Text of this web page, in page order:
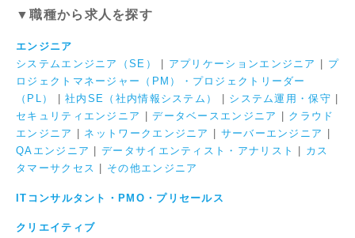
▼職種から求人を探す
エンジニア
システムエンジニア（SE）
アプリケーションエンジニア
プ
ロジェクトマネージャー（PM）・プロジェクトリーダー
（PL）
|社内SE（社内情報システム） システム運用・保守
セキュリティエンジニア
|データベースエンジニア
クラウド
エンジニア
ネットワークエンジニア サーバーエンジニア
QAエンジニア
|データサイエンティスト・アナリスト
カス
タマーサクセス
その他エンジニア
ITコンサルタント・PMO・プリセールス
クリエイティブ